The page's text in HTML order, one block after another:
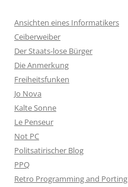
Ansichten eines Informatikers
Ceiberweiber
Der Staats-lose Bürger
Die Anmerkung
Freiheitsfunken
Jo Nova
Kalte Sonne
Le Penseur
Not PC
Politsatirischer Blog
PPQ
Retro Programming and Porting